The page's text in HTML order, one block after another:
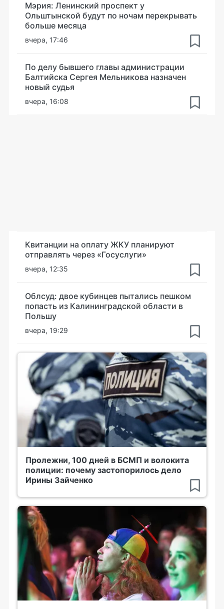
Мэрия: Ленинский проспект у
Ольштынской будут по ночам перекрывать
больше месяца
вчера, 17:46
По делу бывшего главы администрации
Балтийска Сергея Мельникова назначен
новый судья
вчера, 16:08
Квитанции на оплату ЖКУ планируют
отправлять через «Госуслуги»
вчера, 12:35
Облсуд: двое кубинцев пытались пешком
попасть из Калининградской области в
Польшу
вчера, 19:29
Пролежни, 100 дней в БСМП и волокита
полиции: почему застопорилось дело
Ирины Зайченко